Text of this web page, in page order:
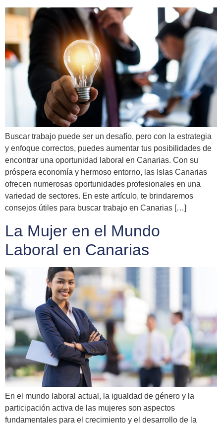
Buscar trabajo puede ser un desafío, pero con la estrategia
y enfoque correctos, puedes aumentar tus posibilidades de
encontrar una oportunidad laboral en Canarias. Con su
próspera economía y hermoso entorno, las Islas Canarias
ofrecen numerosas oportunidades profesionales en una
variedad de sectores. En este artículo, te brindaremos
consejos útiles para buscar trabajo en Canarias […]
La Mujer en el Mundo
Laboral en Canarias
En el mundo laboral actual, la igualdad de género y la
participación activa de las mujeres son aspectos
fundamentales para el crecimiento y el desarrollo de la